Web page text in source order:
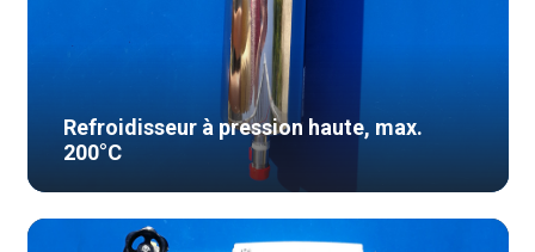
Refroidisseur à pression haute, max.
200°C